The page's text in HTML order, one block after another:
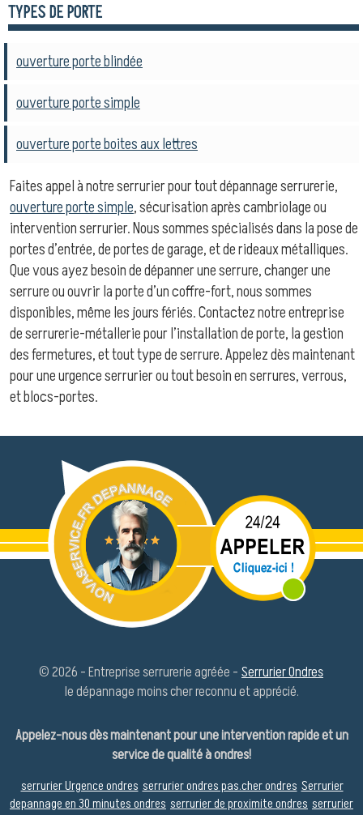
TYPES DE PORTE
ouverture porte blindée
ouverture porte simple
ouverture porte boites aux lettres
Faites appel à notre serrurier pour tout dépannage serrurerie,
ouverture porte simple, sécurisation après cambriolage ou
intervention serrurier. Nous sommes spécialisés dans la pose de
portes d’entrée, de portes de garage, et de rideaux métalliques.
Que vous ayez besoin de dépanner une serrure, changer une
serrure ou ouvrir la porte d’un coffre-fort, nous sommes
disponibles, même les jours fériés. Contactez notre entreprise
de serrurerie-métallerie pour l’installation de porte, la gestion
des fermetures, et tout type de serrure. Appelez dès maintenant
pour une urgence serrurier ou tout besoin en serrures, verrous,
et blocs-portes.
© 2026 - Entreprise serrurerie agréée - Serrurier Ondres
le dépannage moins cher reconnu et apprécié.
Appelez-nous dès maintenant pour une intervention rapide et un
service de qualité à ondres!
serrurier Urgence ondres serrurier ondres pas.cher ondres Serrurier
depannage en 30 minutes ondres serrurier de proximite ondres serrurier